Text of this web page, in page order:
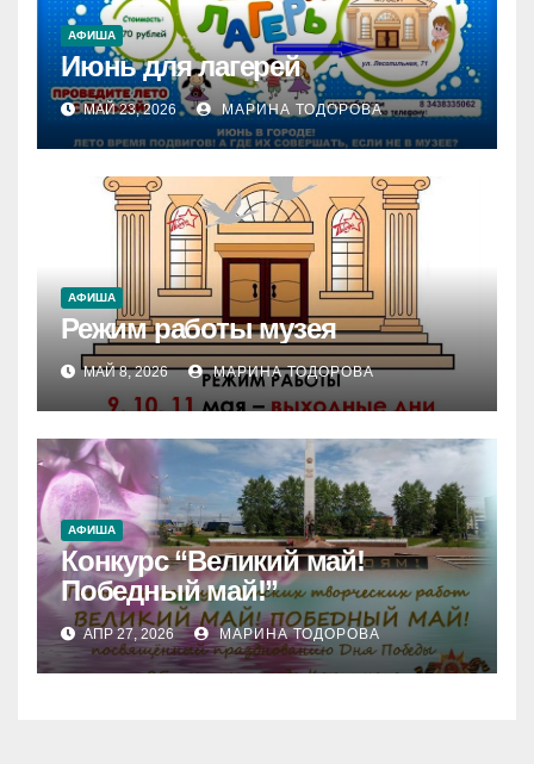
АФИША
Июнь для лагерей
МАЙ 23, 2026 МАРИНА ТОДОРОВА
АФИША
Режим работы музея
МАЙ 8, 2026 МАРИНА ТОДОРОВА
АФИША
Конкурс “Великий май!
Победный май!”
АПР 27, 2026 МАРИНА ТОДОРОВА